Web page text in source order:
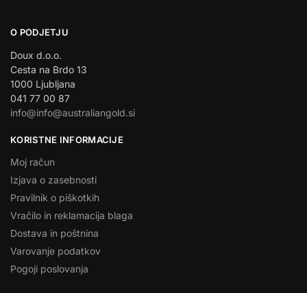
O PODJETJU
Doux d.o.o.
Cesta na Brdo 13
1000 Ljubljana
041 77 00 87
info@info@australiangold.si
KORISTNE INFORMACIJE
Moj račun
Izjava o zasebnosti
Pravilnik o piškotkih
Vračilo in reklamacija blaga
Dostava in poštnina
Varovanje podatkov
Pogoji poslovanja